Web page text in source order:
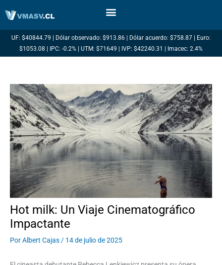
UF: $40844.79 | Dólar observado: $913.86 | Dólar acuerdo: $758.87 | Euro:
$1053.08 | IPC: -0.2% | UTM: $71649 | IVP: $42240.31 | Imacec: 2.4%
Hot milk: Un Viaje Cinematográfico
Impactante
PorAlbert Cajas/ 14 de julio de 2025